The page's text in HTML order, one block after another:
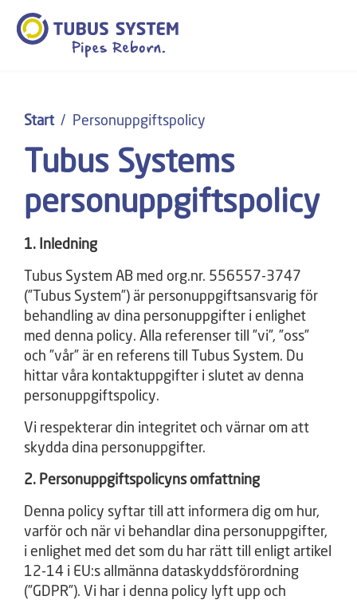
Start Personuppgiftspolicy
Tubus Systems
personuppgiftspolicy
1. Inledning
Tubus System AB med org.nr. 556557-3747
(”Tubus System”) är personuppgiftsansvarig för
behandling av dina personuppgifter i enlighet
med denna policy. Alla referenser till ”vi”, ”oss”
och ”vår” är en referens till Tubus System. Du
hittar våra kontaktuppgifter i slutet av denna
personuppgiftspolicy.
Vi respekterar din integritet och värnar om att
skydda dina personuppgifter.
2. Personuppgiftspolicyns omfattning
Denna policy syftar till att informera dig om hur,
varför och när vi behandlar dina personuppgifter,
i enlighet med det som du har rätt till enligt artikel
12-14 i EU:s allmänna dataskyddsförordning
(”GDPR”). Vi har i denna policy lyft upp och